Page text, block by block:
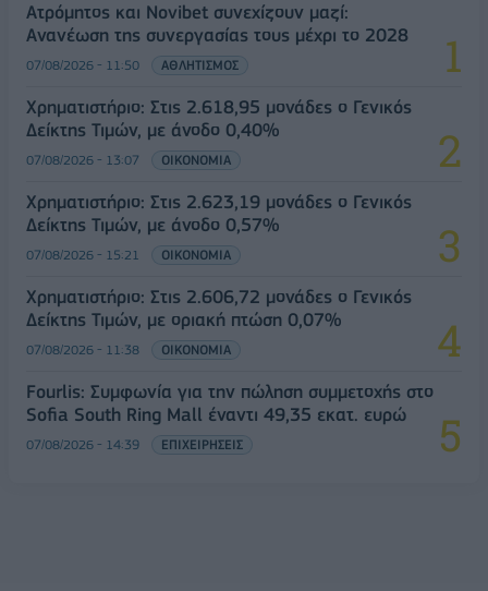
Ατρόμητος και Novibet συνεχίζουν μαζί:
Ανανέωση της συνεργασίας τους μέχρι το 2028
07/08/2026 - 11:50 ΑΘΛΗΤΙΣΜΟΣ
Χρηματιστήριο: Στις 2.618,95 μονάδες ο Γενικός
Δείκτης Τιμών, με άνοδο 0,40%
07/08/2026 - 13:07 ΟΙΚΟΝΟΜΙΑ
Χρηματιστήριο: Στις 2.623,19 μονάδες ο Γενικός
Δείκτης Τιμών, με άνοδο 0,57%
07/08/2026 - 15:21 ΟΙΚΟΝΟΜΙΑ
Χρηματιστήριο: Στις 2.606,72 μονάδες ο Γενικός
Δείκτης Τιμών, με οριακή πτώση 0,07%
07/08/2026 - 11:38 ΟΙΚΟΝΟΜΙΑ
Fourlis: Συμφωνία για την πώληση συμμετοχής στο
Sofia South Ring Mall έναντι 49,35 εκατ. ευρώ
07/08/2026 - 14:39 ΕΠΙΧΕΙΡΗΣΕΙΣ